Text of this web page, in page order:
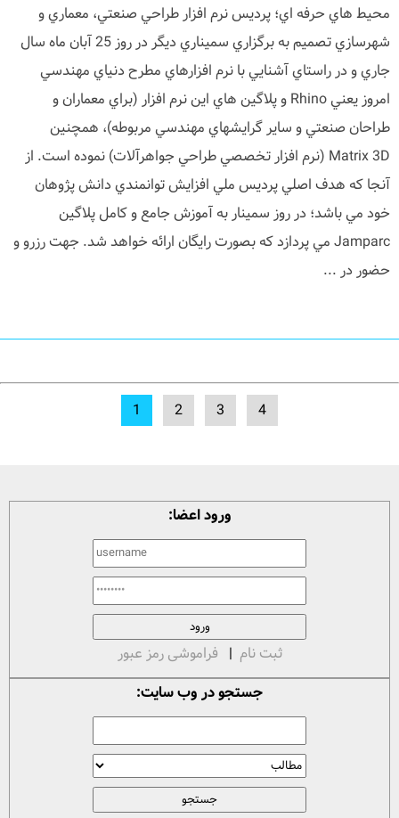
محيط هاي حرفه اي؛ پرديس نرم افزار طراحي صنعتي، معماري و
شهرسازي تصميم به برگزاري سميناري ديگر در روز 25 آبان ماه سال
جاري و در راستاي آشنايي با نرم افزارهاي مطرح دنياي مهندسي
امروز يعني Rhino و پلاگين هاي اين نرم افزار (براي معماران و
طراحان صنعتي و ساير گرايشهاي مهندسي مربوطه)، همچنين
Matrix 3D (نرم افزار تخصصي طراحي جواهرآلات) نموده است. از
آنجا كه هدف اصلي پرديس ملي افزايش توانمندي دانش پژوهان
خود مي باشد؛ در روز سمينار به آموزش جامع و كامل پلاگين
Jamparc مي پردازد كه بصورت رايگان ارائه خواهد شد. جهت رزرو و
حضور در ...
1 2 3 4
ورود اعضا:
ثبت نام | فراموشی رمز عبور
جستجو در وب سایت: